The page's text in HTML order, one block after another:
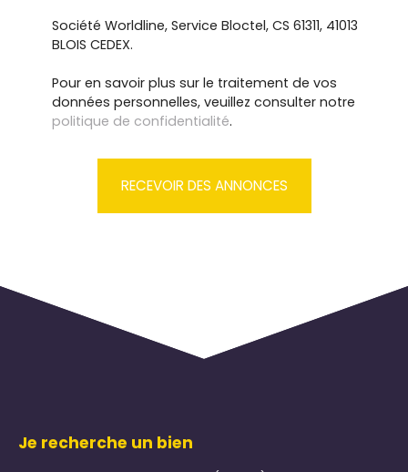
Société Worldline, Service Bloctel, CS 61311, 41013
BLOIS CEDEX.
Pour en savoir plus sur le traitement de vos
données personnelles, veuillez consulter notre
politique de confidentialité.
RECEVOIR DES ANNONCES
Je recherche un bien